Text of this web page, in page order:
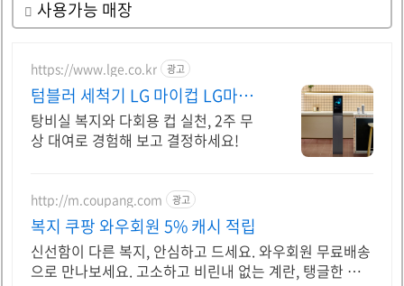
사용가능 매장
https://www.lge.co.kr 광고
텀블러 세척기 LG 마이컵 LG마이
컵 무상대여신청
탕비실 복지와 다회용 컵 실천, 2주 무
상 대여로 경험해 보고 결정하세요!
http://m.coupang.com 광고
복지 쿠팡 와우회원 5% 캐시 적립
신선함이 다른 복지, 안심하고 드세요. 와우회원 무료배송
으로 만나보세요. 고소하고 비린내 없는 계란, 탱글한 노